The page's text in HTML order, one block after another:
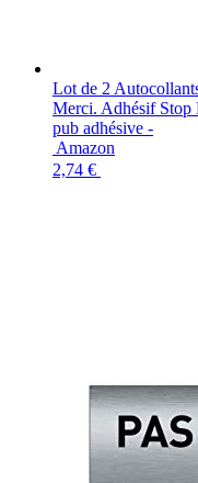
Lot de 2
Merci. Adhésif Stop
pub adhésive -
Amazon
2,74 €